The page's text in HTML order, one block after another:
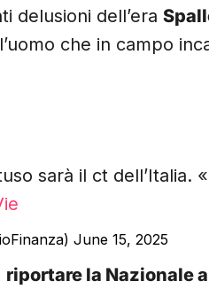
delusioni dell’era
che in campo
sarà il ct dell’Italia.
June 15, 2025
riportare la Nazionale